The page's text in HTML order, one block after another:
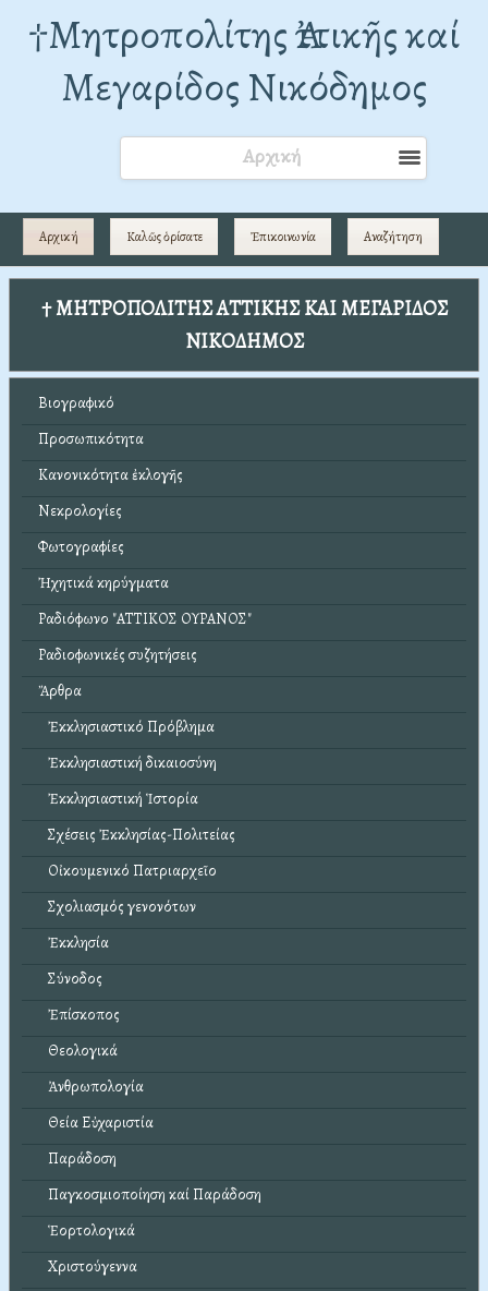
†Mητροπολίτης Ἀττικῆς καί
Μεγαρίδος Νικόδημος
Αρχική
Αρχική Καλῶς ὁρίσατε Ἐπικοινωνία Αναζήτηση
† ΜΗΤΡΟΠΟΛΙΤΗΣ ΑΤΤΙΚΗΣ ΚΑΙ ΜΕΓΑΡΙΔΟΣ
ΝΙΚΟΔΗΜΟΣ
Βιογραφικό
Προσωπικότητα
Κανονικότητα ἐκλογῆς
Νεκρολογίες
Φωτογραφίες
Ἠχητικά κηρύγματα
Ραδιόφωνο "ΑΤΤΙΚΟΣ ΟΥΡΑΝΟΣ"
Ραδιοφωνικές συζητήσεις
Ἄρθρα
Ἐκκλησιαστικό Πρόβλημα
Ἐκκλησιαστική δικαιοσύνη
Ἐκκλησιαστική Ἱστορία
Σχέσεις Ἐκκλησίας-Πολιτείας
Οἰκουμενικό Πατριαρχεῖο
Σχολιασμός γενονότων
Ἐκκλησία
Σύνοδος
Ἐπίσκοπος
Θεολογικά
Ἀνθρωπολογία
Θεία Εὐχαριστία
Παράδοση
Παγκοσμιοποίηση καί Παράδοση
Ἑορτολογικά
Χριστούγεννα